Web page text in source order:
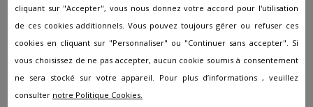
Les conseillers funéraires de Lure ont comme rôle principal
d’aider les familles sur tout ce qui relève de la logistique et
l’administratif en rapport avec la préparation des
également bénéficier de leur bienveillance afin de vous
épauler dans cette étape de deuil. Ils seront à votre
écoute et attentifs à toutes vos demandes afin de
cliquant sur "Accepter", vous nous donnez votre accord pour l'utilisation
de ces cookies additionnels. Vous pouvez toujours gérer ou refuser ces
cookies en cliquant sur "Personnaliser" ou "Continuer sans accepter". Si
vous choisissez de ne pas accepter, aucun cookie soumis à consentement
ne sera stocké sur votre appareil. Pour plus d’informations , veuillez
consulter notre Politique Cookies.